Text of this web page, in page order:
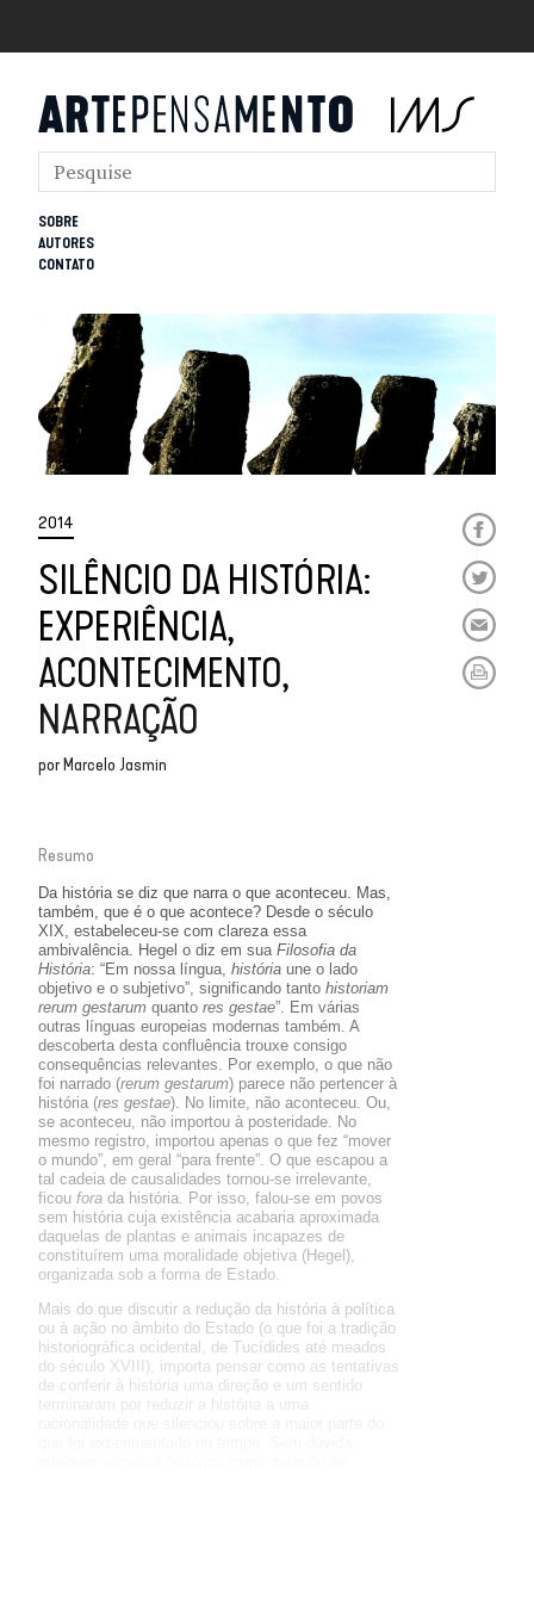
SOBRE
AUTORES
CONTATO
2014
SILÊNCIO DA HISTÓRIA:
EXPERIÊNCIA,
ACONTECIMENTO,
NARRAÇÃO
porMarcelo Jasmin
Resumo
Da história se diz que narra o que aconteceu. Mas,
também, que é o que acontece? Desde o século
XIX, estabeleceu-se com clareza essa
ambivalência. Hegel o diz em sua Filosofia da
História: “Em nossa língua, história une o lado
objetivo e o subjetivo”, significando tanto historiam
rerum gestarum quanto res gestae”. Em várias
outras línguas europeias modernas também. A
descoberta desta confluência trouxe consigo
consequências relevantes. Por exemplo, o que não
foi narrado (rerum gestarum) parece não pertencer à
história (res gestae). No limite, não aconteceu. Ou,
se aconteceu, não importou à posteridade. No
mesmo registro, importou apenas o que fez “mover
o mundo”, em geral “para frente”. O que escapou a
tal cadeia de causalidades tornou-se irrelevante,
ficou fora da história. Por isso, falou-se em povos
sem história cuja existência acabaria aproximada
daquelas de plantas e animais incapazes de
constituírem uma moralidade objetiva (Hegel),
organizada sob a forma de Estado.
Mais do que discutir a redução da história à política
ou à ação no âmbito do Estado (o que foi a tradição
historiográfica ocidental, de Tucídides até meados
do século XVIII), importa pensar como as tentativas
de conferir à história uma direção e um sentido
terminaram por reduzir a história a uma